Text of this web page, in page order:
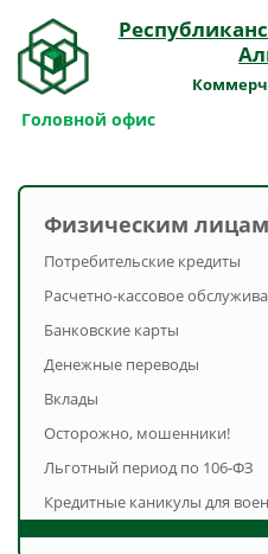
Головной офис
Физическим лицам
Потребительские кредиты
Расчетно-кассовое
Банковские карты
Денежные переводы
Вклады
Осторожно, мошенники!
Льготный период по 106-ФЗ
Кредитные каникулы для